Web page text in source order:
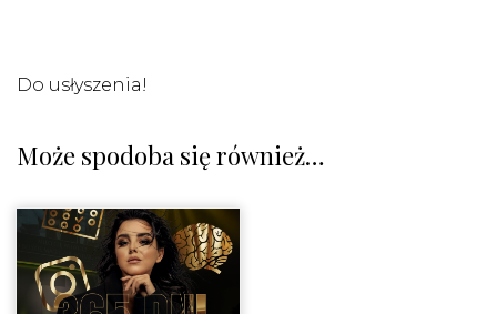
Do usłyszenia!
Może spodoba się również…